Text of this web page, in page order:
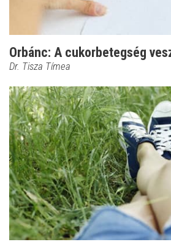
Orbánc: A cukorbetegség
Dr. Tisza Tímea